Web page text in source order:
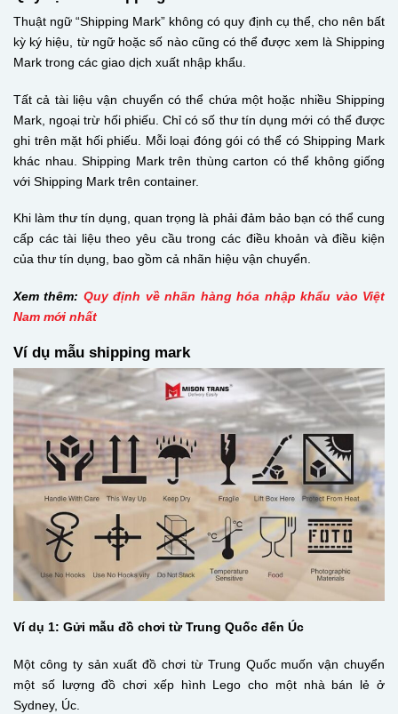
Thuật ngữ “Shipping Mark” không có quy định cụ thể, cho nên bất
kỳ ký hiệu, từ ngữ hoặc số nào cũng có thể được xem là Shipping
Mark trong các giao dịch xuất nhập khẩu.
Tất cả tài liệu vận chuyển có thể chứa một hoặc nhiều Shipping
Mark, ngoại trừ hối phiếu. Chỉ có số thư tín dụng mới có thể được
ghi trên mặt hối phiếu. Mỗi loại đóng gói có thể có Shipping Mark
khác nhau. Shipping Mark trên thùng carton có thể không giống
với Shipping Mark trên container.
Khi làm thư tín dụng, quan trọng là phải đảm bảo bạn có thể cung
cấp các tài liệu theo yêu cầu trong các điều khoản và điều kiện
của thư tín dụng, bao gồm cả nhãn hiệu vận chuyển.
Xem thêm: Quy định về nhãn hàng hóa nhập khẩu vào Việt
Nam mới nhất
Ví dụ mẫu shipping mark
Ví dụ 1: Gửi mẫu đồ chơi từ Trung Quốc đến Úc
Một công ty sản xuất đồ chơi từ Trung Quốc muốn vận chuyển
một số lượng đồ chơi xếp hình Lego cho một nhà bán lẻ ở
Sydney, Úc.